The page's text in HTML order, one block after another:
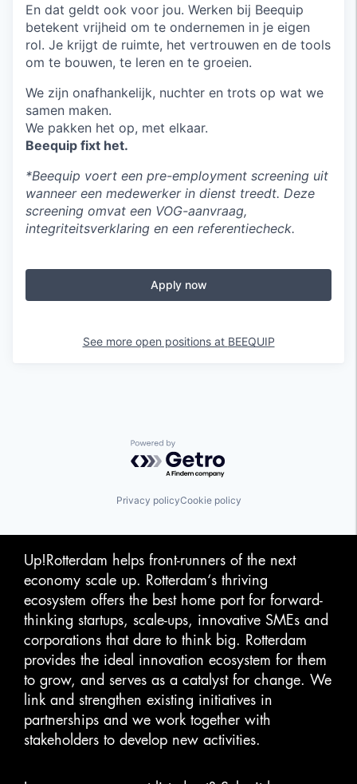
En dat geldt ook voor jou. Werken bij Beequip
betekent vrijheid om te ondernemen in je eigen
rol. Je krijgt de ruimte, het vertrouwen en de tools
om te bouwen, te leren en te groeien.
We zijn onafhankelijk, nuchter en trots op wat we
samen maken.
We pakken het op, met elkaar.
Beequip fixt het.
*Beequip voert een pre-employment screening uit
wanneer een medewerker in dienst treedt. Deze
screening omvat een VOG-aanvraag,
integriteitsverklaring en een referentiecheck.
Apply now
See more open positions at BEEQUIP
Powered by Getro.com
Privacy policyCookie policy
Up!Rotterdam helps front-runners of the next
economy scale up. Rotterdam‘s thriving
ecosystem offers the best home port for forward-
thinking startups, scale-ups, innovative SMEs and
corporations that dare to think big. Rotterdam
provides the ideal innovation ecosystem for them
to grow, and serves as a catalyst for change. We
link and strengthen existing initiatives in
partnerships and we work together with
stakeholders to develop new activities.